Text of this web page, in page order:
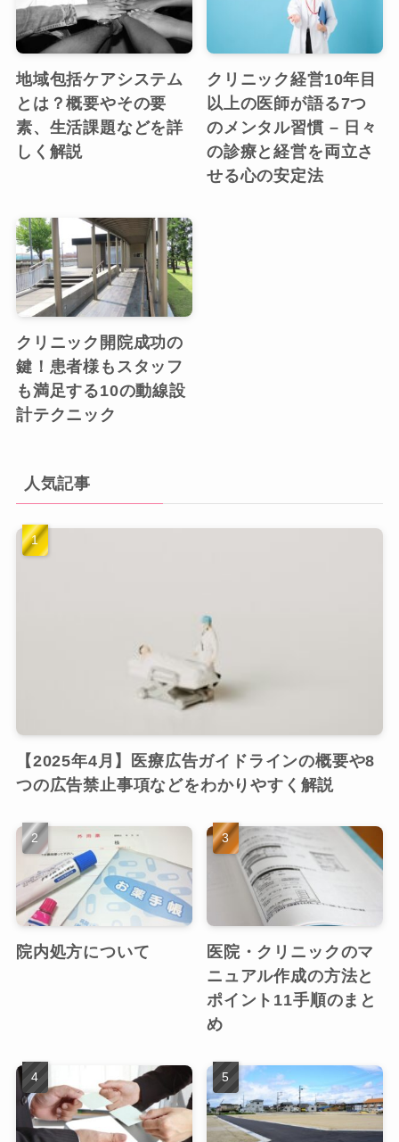
地域包括ケアシステム
とは？概要やその要
素、生活課題などを詳
しく解説
クリニック経営10年目
以上の医師が語る7つ
のメンタル習慣 – 日々
の診療と経営を両立さ
せる心の安定法
クリニック開院成功の
鍵！患者様もスタッフ
も満足する10の動線設
計テクニック
人気記事
【2025年4月】医療広告ガイドラインの概要や8
つの広告禁止事項などをわかりやすく解説
院内処方について
医院・クリニックのマ
ニュアル作成の方法と
ポイント11手順のまと
め